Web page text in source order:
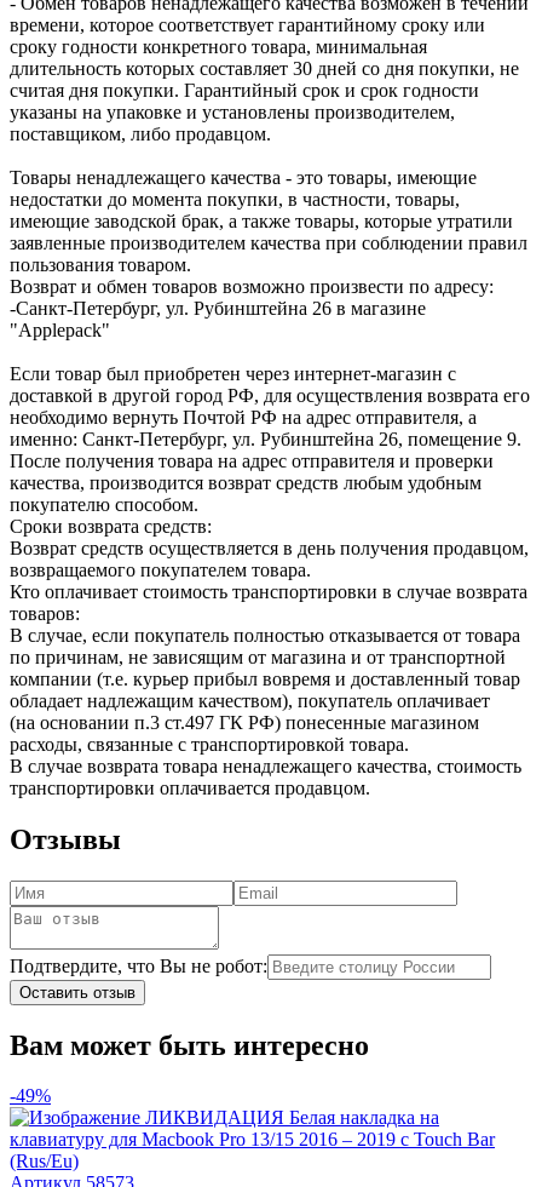
времени, которое соответствует гарантийному сроку или
сроку годности конкретного товара, минимальная
длительность которых составляет 30 дней со дня покупки, не
считая дня покупки. Гарантийный срок и срок годности
указаны на упаковке и установлены производителем,
поставщиком, либо продавцом.
Товары ненадлежащего качества - это товары, имеющие
недостатки до момента покупки, в частности, товары,
имеющие заводской брак, а также товары, которые утратили
заявленные производителем качества при соблюдении правил
пользования товаром.
Возврат и обмен товаров возможно произвести по адресу:
-Санкт-Петербург, ул. Рубинштейна 26 в магазине
"Applepack"
Если товар был приобретен через интернет-магазин с
доставкой в другой город РФ, для осуществления возврата его
необходимо вернуть Почтой РФ на адрес отправителя, а
именно: Санкт-Петербург, ул. Рубинштейна 26, помещение 9.
После получения товара на адрес отправителя и проверки
качества, производится возврат средств любым удобным
покупателю способом.
Сроки возврата средств:
Возврат средств осуществляется в день получения продавцом,
возвращаемого покупателем товара.
Кто оплачивает стоимость транспортировки в случае возврата
товаров:
В случае, если покупатель полностью отказывается от товара
по причинам, не зависящим от магазина и от транспортной
компании (т.е. курьер прибыл вовремя и доставленный товар
обладает надлежащим качеством), покупатель оплачивает
(на основании п.3 ст.497 ГК РФ) понесенные магазином
расходы, связанные с транспортировкой товара.
В случае возврата товара ненадлежащего качества, стоимость
транспортировки оплачивается продавцом.
Отзывы
Подтвердите, что Вы не робот:
Оставить отзыв
Вам может быть интересно
-49%